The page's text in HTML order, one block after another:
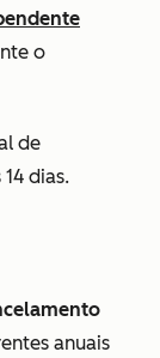
o
de
dias.
anuais